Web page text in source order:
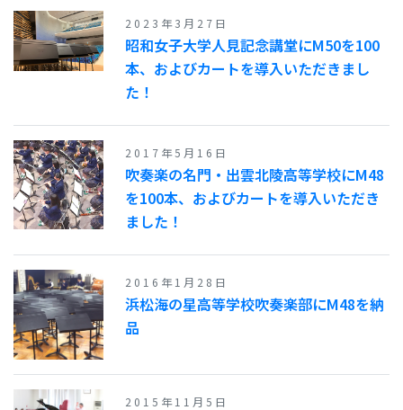
2023年3月27日
昭和女子大学人見記念講堂にM50を100
本、およびカートを導入いただきまし
た！
2017年5月16日
吹奏楽の名門・出雲北陵高等学校にM48
を100本、およびカートを導入いただき
ました！
2016年1月28日
浜松海の星高等学校吹奏楽部にM48を納
品
2015年11月5日